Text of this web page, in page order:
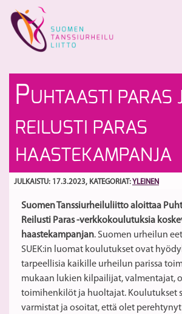
content
PUHTAASTI PARAS
REILUSTI PARAS
HAASTEKAMPANJA
JULKAISTU: 17.3.2023, KATEGORIAT: YLEINEN
Suomen Tanssiurheiluliitto aloittaa
Reilusti Paras -verkkokoulutuksia
haastekampanjan. Suomen urheilun
SUEK:in luomat koulutukset ovat
tarpeellisia kaikille urheilun parissa
mukaan lukien kilpailijat, valmentajat,
toimihenkilöt ja huoltajat. Koulutukset
varmistat ja osoitat, että olet